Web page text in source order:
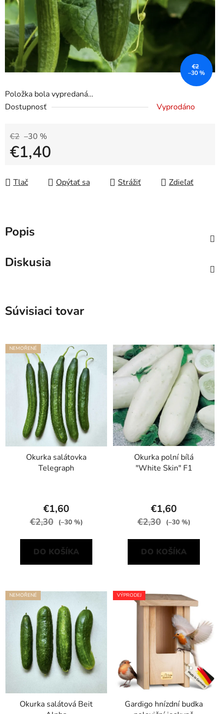
Položka bola vypredaná…
Dostupnosť
Vyprodáno
€2 –30 %
€1,40
Tlač
Opýtať sa Strážiť Zdieľať
€2
–30 %
Popis
Diskusia
Súvisiaci tovar
NEMOŘENÉ
Okurka salátovka
Telegraph
€1,60
€2,30 (–30 %)
DO KOŠÍKA
Okurka polní bílá
"White Skin" F1
€1,60
€2,30 (–30 %)
DO KOŠÍKA
NEMOŘENÉ
Okurka salátová Beit
VÝPRODEJ
Gardigo hnízdní budka